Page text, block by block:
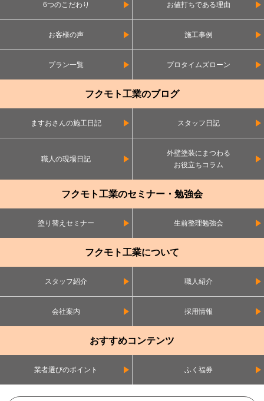
6つのこだわり お値打ちである理由
お客様の声 施工事例
プラン一覧 プロタイムズローン
フクモト工業のブログ
ますおさんの施工日記 スタッフ日記
職人の現場日記
外壁塗装にまつわる
お役立ちコラム
フクモト工業のセミナー・勉強会
塗り替えセミナー 生前整理勉強会
フクモト工業について
スタッフ紹介 職人紹介
会社案内 採用情報
おすすめコンテンツ
業者選びのポイント ふく福券